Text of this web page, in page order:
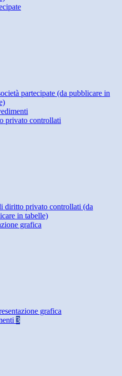
partecipate (da pubblicare in
privato controllati
diritto privato controllati (da
in tabelle)
grafica
grafica
3